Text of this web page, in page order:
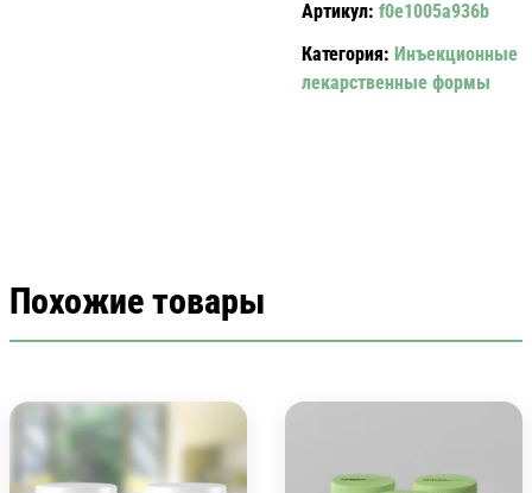
МГ/100
МЛ
Артикул: f0e1005a936b
Категория: Инъекционные
лекарственные формы
Похожие товары